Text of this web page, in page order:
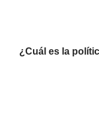
¿Cuál es la